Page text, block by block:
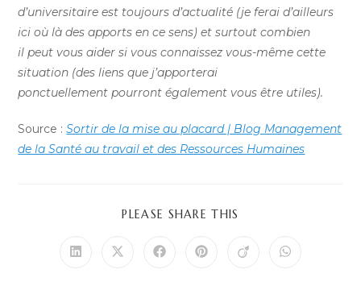
d’universitaire est toujours d’actualité (je ferai d’ailleurs
ici où là des apports en ce sens) et surtout combien
il peut vous aider si vous connaissez vous-même cette
situation (des liens que j’apporterai
ponctuellement pourront également vous être utiles).
Source :Sortir de la mise au placard | Blog Management
de la Santé au travail et des Ressources Humaines
PLEASE SHARE THIS
Ouvrir
Ouvrir Ouvrir Ouvrir Ouvrir Ouvrir